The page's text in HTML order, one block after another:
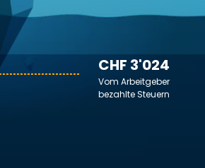
CHF 3'024
Vom Arbeitgeber
bezahlte Steuern